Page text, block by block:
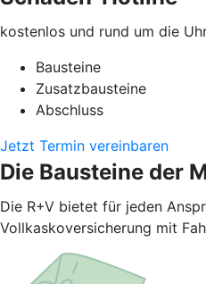
kostenlos und rund um die
Bausteine
Zusatzbausteine
Abschluss
Jetzt Termin vereinbaren
Die Bausteine der
Die R+V bietet für jeden
Vollkaskoversicherung mit